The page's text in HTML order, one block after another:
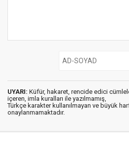
UYARI: Küfür, hakaret, rencide edici
içeren, imla kuralları ile yazılmamış,
Türkçe karakter kullanılmayan ve büyük
onaylanmamaktadır.